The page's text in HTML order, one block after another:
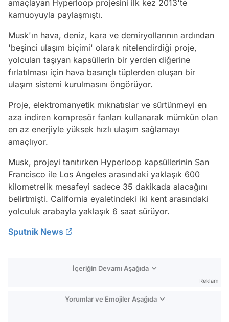
amaçlayan Hyperloop projesini ilk kez 2013'te
kamuoyuyla paylaşmıştı.
Musk'ın hava, deniz, kara ve demiryollarının ardından
'beşinci ulaşım biçimi' olarak nitelendirdiği proje,
yolcuları taşıyan kapsüllerin bir yerden diğerine
fırlatılması için hava basınçlı tüplerden oluşan bir
ulaşım sistemi kurulmasını öngörüyor.
Proje, elektromanyetik mıknatıslar ve sürtünmeyi en
aza indiren kompresör fanları kullanarak mümkün olan
en az enerjiyle yüksek hızlı ulaşım sağlamayı
amaçlıyor.
Musk, projeyi tanıtırken Hyperloop kapsüllerinin San
Francisco ile Los Angeles arasındaki yaklaşık 600
kilometrelik mesafeyi sadece 35 dakikada alacağını
belirtmişti. California eyaletindeki iki kent arasındaki
yolculuk arabayla yaklaşık 6 saat sürüyor.
Sputnik News
İçeriğin Devamı Aşağıda
Reklam
Yorumlar ve Emojiler Aşağıda